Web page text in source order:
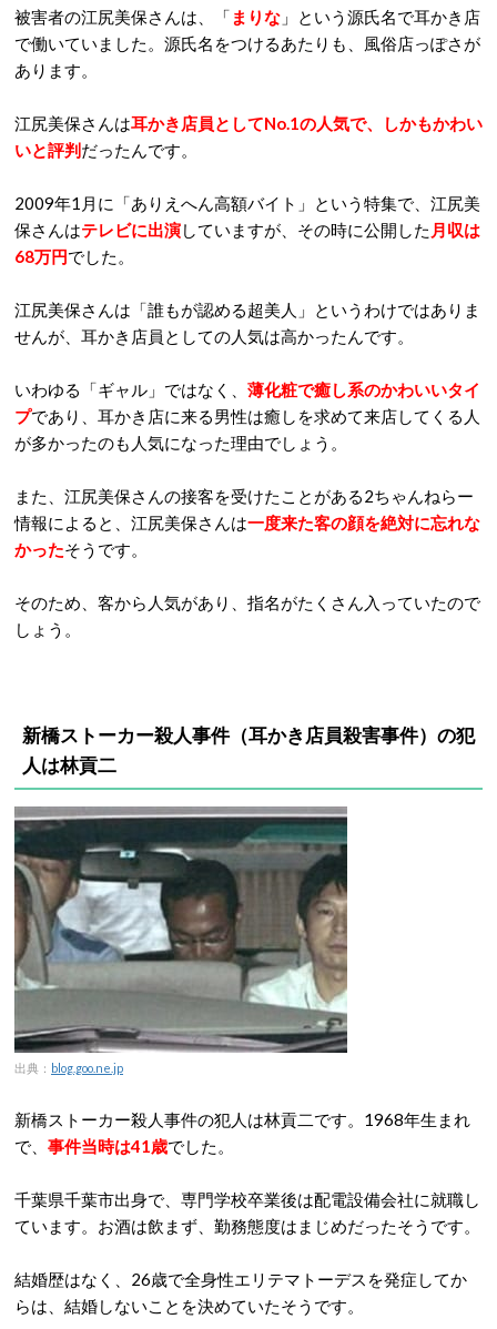
被害者の江尻美保さんは、「 まりな 」という源氏名で耳かき店
で働いていました。源氏名をつけるあたりも、風俗店っぽさが
あります。
江尻美保さんは耳かき店員としてNo.1の人気で、しかもかわい
いと評判だったんです。
2009年1月に「ありえへん高額バイト」という特集で、江尻美
保さんはテレビに出演していますが、その時に公開した 月収は
68万円でした。
江尻美保さんは「誰もが認める超美人」というわけではありま
せんが、耳かき店員としての人気は高かったんです。
いわゆる「ギャル」ではなく、 薄化粧で癒し系のかわいいタイ
プであり、耳かき店に来る男性は癒しを求めて来店してくる人
が多かったのも人気になった理由でしょう。
また、江尻美保さんの接客を受けたことがある2ちゃんねらー
情報によると、江尻美保さんは一度来た客の顔を絶対に忘れな
かったそうです。
そのため、客から人気があり、指名がたくさん入っていたので
しょう。
新橋ストーカー殺人事件（耳かき店員殺害事件）の犯
人は林貢二
出典： blog.goo.ne.jp
新橋ストーカー殺人事件の犯人は林貢二です。1968年生まれ
で、 事件当時は41歳でした。
千葉県千葉市出身で、専門学校卒業後は配電設備会社に就職し
ています。お酒は飲まず、勤務態度はまじめだったそうです。
結婚歴はなく、26歳で全身性エリテマトーデスを発症してか
らは、結婚しないことを決めていたそうです。